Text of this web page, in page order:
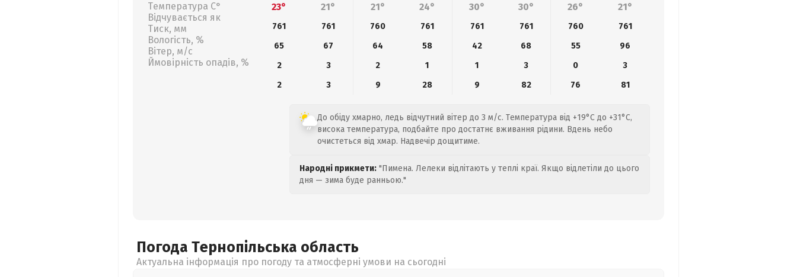
Температура С°
Відчувається як
Тиск, мм
Вологість, %
Вітер, м/с
Ймовірність опадів, %
23°
21° 21° 24° 30° 30° 26° 21°
761 761 760 761 761 761 760
761
65
67 64 58 42 68 55
96
2
3 2 1 1 3 0
3
2
3 9 28 9 82 76 81
До обіду хмарно, ледь відчутний вітер до 3 м/с. Температура від +19°C до +31°C,
висока температура, подбайте про достатнє вживання рідини. Вдень небо
очистеться від хмар. Надвечір дощитиме.
Народні прикмети: "Пимена. Лелеки відлітають у теплі краї. Якщо відлетіли до цього
дня — зима буде ранньою."
Погода Тернопільська область
Актуальна інформація про погоду та атмосферні умови на сьогодні